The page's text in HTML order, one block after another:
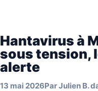
Hantavirus à
sous tension,
alerte
13 mai 2026ParJulien B.